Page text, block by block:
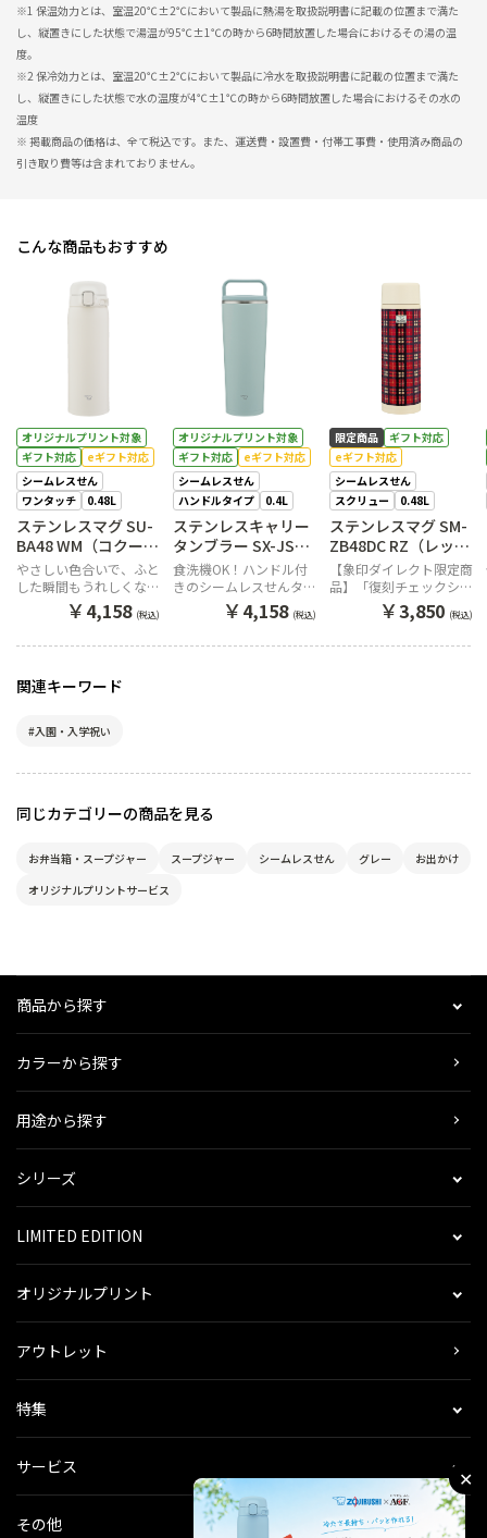
※1 保温効力とは、室温20℃±2℃において製品に熱湯を取扱説明書に記載の位置まで満た
し、縦置きにした状態で湯温が95℃±1℃の時から6時間放置した場合におけるその湯の温
度。
※2 保冷効力とは、室温20℃±2℃において製品に冷水を取扱説明書に記載の位置まで満た
し、縦置きにした状態で水の温度が4℃±1℃の時から6時間放置した場合におけるその水の
温度
※ 掲載商品の価格は、全て税込です。また、運送費・設置費・付帯工事費・使用済み商品の
引き取り費等は含まれておりません。
こんな商品もおすすめ
オリジナルプリント対象
ギフト対応
eギフト対応
シームレスせん
ワンタッチ
0.48L
ステンレスマグ SU-
BA48 WM（コクーン
ホワイト）
やさしい色合いで、ふと
した瞬間もうれしくなる
ワタシにちょうどいいワ
ンタッチマグ。
￥4,158 (税込)
オリジナルプリント対象
ギフト対応
eギフト対応
シームレスせん
ハンドルタイプ
0.4L
ステンレスキャリー
タンブラー SX-JS40
GM（アッシュグリ
ーン）
食洗機OK！ハンドル付
きのシームレスせんタン
￥4,158 (税込)
限定商品
ギフト対応
eギフト対応
シームレスせん
スクリュー
0.48L
ステンレスマグ SM-
ZB48DC RZ（レッド
チェック）
【象印ダイレクト限定商
品】「復刻チェックシリ
￥3,850 (税込)
関連キーワード
#入園・入学祝い
同じカテゴリーの商品を見る
お弁当箱・スープジャー スープジャー シームレスせん グレー
お出かけ
オリジナルプリントサービス
商品から探す
カラーから探す
用途から探す
シリーズ
LIMITED EDITION
オリジナルプリント
アウトレット
特集
サービス
その他
✕